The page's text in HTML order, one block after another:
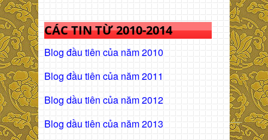
CÁC TIN TỪ 2010-2014
Blog đầu tiên của năm 2010
Blog đầu tiên của năm 2011
Blog dầu tiên của năm 2012
Blog dầu tiên của năm 2013